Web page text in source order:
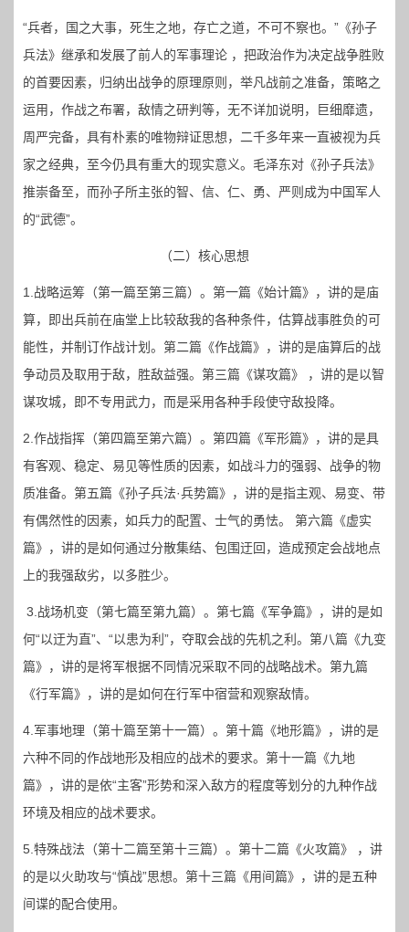
“兵者，国之大事，死生之地，存亡之道，不可不察也。”《孙子
兵法》继承和发展了前人的军事理论 ，把政治作为决定战争胜败
的首要因素，归纳出战争的原理原则，举凡战前之准备，策略之
运用，作战之布署，敌情之研判等，无不详加说明，巨细靡遗，
周严完备，具有朴素的唯物辩证思想，二千多年来一直被视为兵
家之经典，至今仍具有重大的现实意义。毛泽东对《孙子兵法》
推崇备至，而孙子所主张的智、信、仁、勇、严则成为中国军人
的“武德”。
（二）核心思想
1.战略运筹（第一篇至第三篇）。第一篇《始计篇》，讲的是庙
算，即出兵前在庙堂上比较敌我的各种条件，估算战事胜负的可
能性，并制订作战计划。第二篇《作战篇》，讲的是庙算后的战
争动员及取用于敌，胜敌益强。第三篇《谋攻篇》 ，讲的是以智
谋攻城，即不专用武力，而是采用各种手段使守敌投降。
2.作战指挥（第四篇至第六篇）。第四篇《军形篇》，讲的是具
有客观、稳定、易见等性质的因素，如战斗力的强弱、战争的物
质准备。第五篇《孙子兵法·兵势篇》，讲的是指主观、易变、带
有偶然性的因素，如兵力的配置、士气的勇怯。 第六篇《虚实
篇》，讲的是如何通过分散集结、包围迂回，造成预定会战地点
上的我强敌劣，以多胜少。
3.战场机变（第七篇至第九篇）。第七篇《军争篇》，讲的是如
何“以迂为直”、“以患为利”，夺取会战的先机之利。第八篇《九变
篇》，讲的是将军根据不同情况采取不同的战略战术。第九篇
《行军篇》，讲的是如何在行军中宿营和观察敌情。
4.军事地理（第十篇至第十一篇）。第十篇《地形篇》，讲的是
六种不同的作战地形及相应的战术的要求。第十一篇《九地
篇》，讲的是依“主客”形势和深入敌方的程度等划分的九种作战
环境及相应的战术要求。
5.特殊战法（第十二篇至第十三篇）。第十二篇《火攻篇》 ，讲
的是以火助攻与“慎战”思想。第十三篇《用间篇》，讲的是五种
间谍的配合使用。